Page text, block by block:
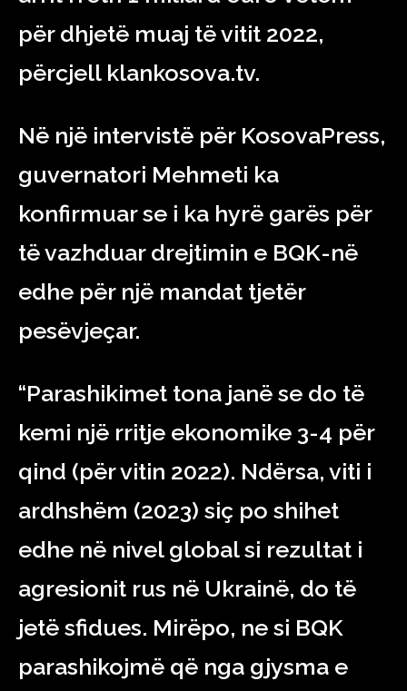
për dhjetë muaj të vitit 2022,
përcjell klankosova.tv.
Në një intervistë për KosovaPress,
guvernatori Mehmeti ka
konfirmuar se i ka hyrë garës për
të vazhduar drejtimin e BQK-në
edhe për një mandat tjetër
pesëvjeçar.
“Parashikimet tona janë se do të
kemi një rritje ekonomike 3-4 për
qind (për vitin 2022). Ndërsa, viti i
ardhshëm (2023) siç po shihet
edhe në nivel global si rezultat i
agresionit rus në Ukrainë, do të
jetë sfidues. Mirëpo, ne si BQK
parashikojmë që nga gjysma e